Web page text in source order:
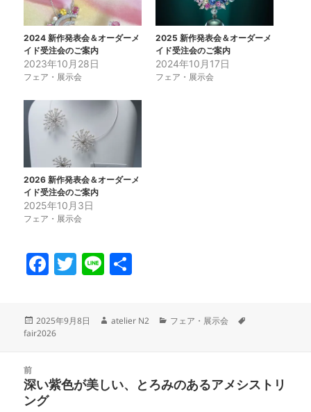
2024 新作発表会＆オーダーメ
イド受注会のご案内
2023年10月28日
フェア・展示会
2025 新作発表会＆オーダーメ
イド受注会のご案内
2024年10月17日
フェア・展示会
2026 新作発表会＆オーダーメ
イド受注会のご案内
2025年10月3日
フェア・展示会
F
e
o
o
T
er
Li
投
稿
2025年9月8日
作
atelier N2
カ
フェア・展示会
fair2026
前
前
の
深い紫色が美しい、とろみのあるアメシストリ
ング